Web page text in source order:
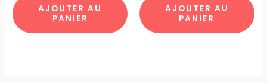
10pcs
AJOUTER AU
PANIER
par
12pcs
AJOUTER AU
PANIER